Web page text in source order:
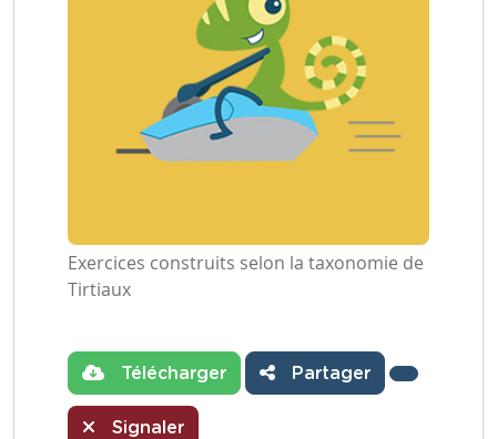
Exercices construits selon la taxonomie de
Tirtiaux
Télécharger Partager
Signaler